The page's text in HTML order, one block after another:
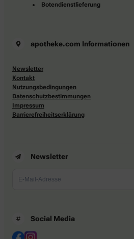
Botendienstlieferung
apotheke.com Informationen
Newsletter
Kontakt
Nutzungsbedingungen
Datenschutzbestimmungen
Impressum
Barrierefreiheitserklärung
Newsletter
Social Media